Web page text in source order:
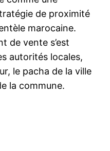
de proximité
marocaine.
de vente s’est
autorités locales,
le pacha de la ville
la commune.